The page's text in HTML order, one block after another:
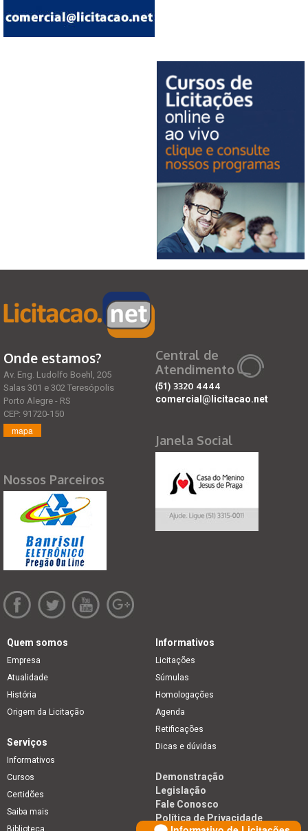
Onde estamos?
Av. Eng. Ludolfo Boehl, 205
Salas 301 e 302 Teresópolis
Porto Alegre - RS
CEP: 91720-150
mapa
Nossos Parceiros
Central de
Atendimento
(51) 3320 4444
comercial@licitacao.net
Janela Social
Quem somos
Empresa
Atualidade
História
Origem da Licitação
Informativos
Licitações
Súmulas
Homologações
Agenda
Retificações
Dicas e dúvidas
Serviços
Informativos
Cursos
Certidões
Saiba mais
Biblioteca
Demonstração
Legislação
Fale Conosco
Política de Privacidade